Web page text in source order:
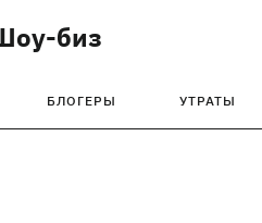
биз
БЛОГЕРЫ УТРАТЫ